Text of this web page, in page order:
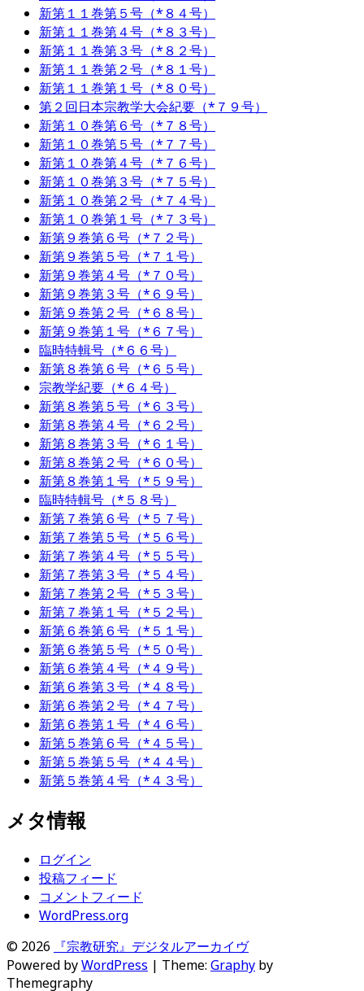
新第１１巻第５号（*８４号）
新第１１巻第４号（*８３号）
新第１１巻第３号（*８２号）
新第１１巻第２号（*８１号）
新第１１巻第１号（*８０号）
第２回日本宗教学大会紀要（*７９号）
新第１０巻第６号（*７８号）
新第１０巻第５号（*７７号）
新第１０巻第４号（*７６号）
新第１０巻第３号（*７５号）
新第１０巻第２号（*７４号）
新第１０巻第１号（*７３号）
新第９巻第６号（*７２号）
新第９巻第５号（*７１号）
新第９巻第４号（*７０号）
新第９巻第３号（*６９号）
新第９巻第２号（*６８号）
新第９巻第１号（*６７号）
臨時特輯号（*６６号）
新第８巻第６号（*６５号）
宗教学紀要（*６４号）
新第８巻第５号（*６３号）
新第８巻第４号（*６２号）
新第８巻第３号（*６１号）
新第８巻第２号（*６０号）
新第８巻第１号（*５９号）
臨時特輯号（*５８号）
新第７巻第６号（*５７号）
新第７巻第５号（*５６号）
新第７巻第４号（*５５号）
新第７巻第３号（*５４号）
新第７巻第２号（*５３号）
新第７巻第１号（*５２号）
新第６巻第６号（*５１号）
新第６巻第５号（*５０号）
新第６巻第４号（*４９号）
新第６巻第３号（*４８号）
新第６巻第２号（*４７号）
新第６巻第１号（*４６号）
新第５巻第６号（*４５号）
新第５巻第５号（*４４号）
新第５巻第４号（*４３号）
メタ情報
ログイン
投稿フィード
コメントフィード
WordPress.org
© 2026
『宗教研究』デジタルアーカイヴ
Powered byWordPress | Theme: Graphy by
Themegraphy